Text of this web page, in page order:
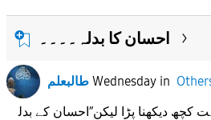
احسان کا بدلہ۔۔۔۔
طالبعلم Wednesdayin
کچھ دیکھنا پڑا لیکن”احسان کے بدل